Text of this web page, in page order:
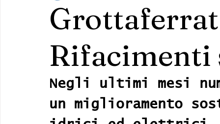
Monteporzio Catone Partner
Rifacimenti
Negli ultimi mesi
un miglioramento